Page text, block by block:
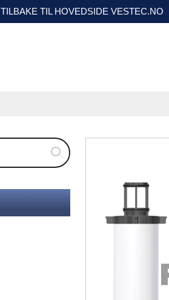
TILBAKE TIL HOVEDSIDE VESTEC.NO